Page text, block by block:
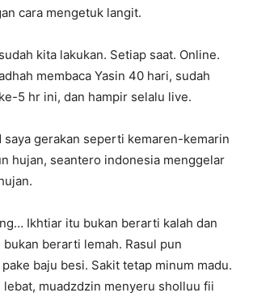
cara mengetuk langit.
kita lakukan. Setiap saat. Online.
membaca Yasin 40 hari, sudah
5 hr ini, dan hampir selalu live.
saya gerakan seperti kemaren-kemarin
hujan, seantero indonesia menggelar
Ikhtiar itu bukan berarti kalah dan
berarti lemah. Rasul pun
baju besi. Sakit tetap minum madu.
lebat, muadzdzin menyeru sholluu fii